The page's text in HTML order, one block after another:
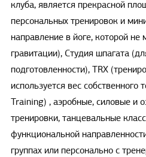
клуба, является прекрасной
персональных тренировок и
направление в йоге, которой
гравитации), Студия шпагата
подготовленности), TRX
используется вес собственного
Training) , аэробные, силовые и
тренировки, танцевальные
функциональной
группах или персонально с